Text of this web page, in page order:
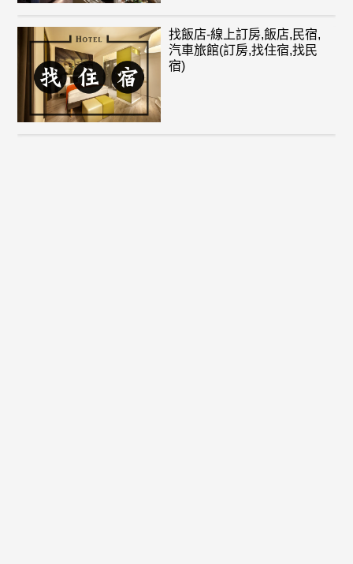
找飯店-線上訂房,飯店,民宿,
汽車旅館(訂房,找住宿,找民
宿)